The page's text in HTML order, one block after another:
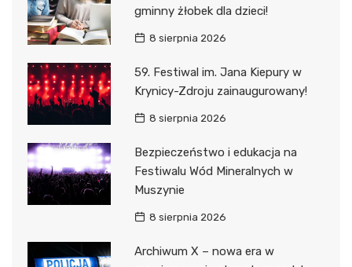
gminny żłobek dla dzieci!
8 sierpnia 2026
59. Festiwal im. Jana Kiepury w
Krynicy-Zdroju zainaugurowany!
8 sierpnia 2026
Bezpieczeństwo i edukacja na
Festiwalu Wód Mineralnych w
Muszynie
8 sierpnia 2026
Archiwum X – nowa era w